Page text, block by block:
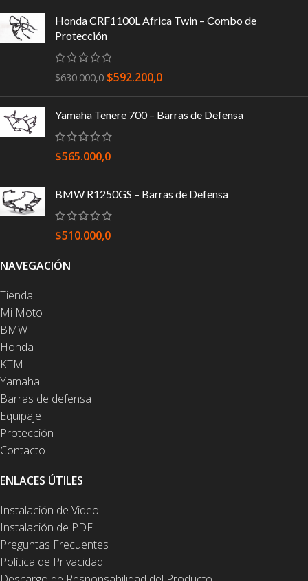
Honda CRF1100L Africa Twin – Combo de
Protección
$630.000,0 $592.200,0
Yamaha Tenere 700 – Barras de Defensa
$565.000,0
BMW R1250GS – Barras de Defensa
$510.000,0
NAVEGACIÓN
Tienda
Mi Moto
BMW
Honda
KTM
Yamaha
Barras de defensa
Equipaje
Protección
Contacto
ENLACES ÚTILES
Instalación de Video
Instalación de PDF
Preguntas Frecuentes
Política de Privacidad